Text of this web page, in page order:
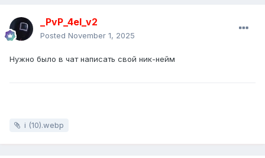
_PvP_4el_v2
Posted November 1, 2025
Нужно было в чат написать свой ник-нейм
i (10).webp